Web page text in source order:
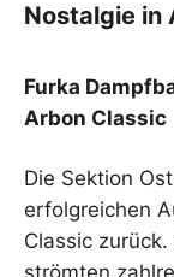
Nostalgie in
Furka
Arbon Classic
Die Sektion
erfolgreichen
Classic
strömten